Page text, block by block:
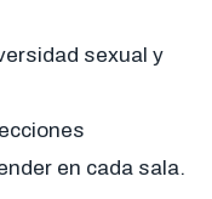
sexual y
en cada sala.